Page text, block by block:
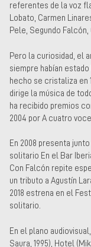
referentes de la voz
Lobato, Carmen
Pele, Segundo
Pero la curiosidad, el
siempre habían
hecho se cristaliza en
dirige la música de
ha recibido premios
2004 por A cuatro
En 2008 presenta
solitario En el Bar
Con Falcón repite
un tributo a Agustín
2018 estrena en el
solitario.
En el plano
Saura, 1995), Hotel